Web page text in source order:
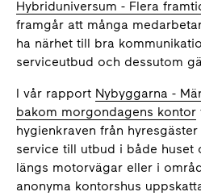
Hybriduniversum - Flera
framgår att många
ha närhet till bra
serviceutbud och dessutom
I vår rapport Nybyggarna -
bakom morgondagens kontor
hygienkraven från
service till utbud i både huset
längs motorvägar eller i
anonyma kontorshus